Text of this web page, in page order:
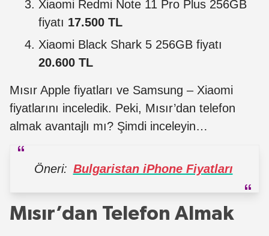
Xiaomi Redmi Note 11 Pro Plus 256GB
fiyatı 17.500 TL
Xiaomi Black Shark 5 256GB fiyatı
20.600 TL
Mısır Apple fiyatları ve Samsung – Xiaomi
fiyatlarını inceledik. Peki, Mısır’dan telefon
almak avantajlı mı? Şimdi inceleyin…
Öneri: Bulgaristan iPhone Fiyatları
Mısır’dan Telefon Almak